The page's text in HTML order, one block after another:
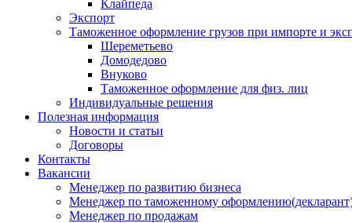
Клайпеда
Экспорт
Таможенное оформление грузов при импорте и
Шереметьево
Домодедово
Внуково
Таможенное оформление для физ. лиц
Индивидуальные решения
Полезная информация
Новости и статьи
Договоры
Контакты
Вакансии
Менеджер по развитию бизнеса
Менеджер по таможенному
Менеджер по продажам